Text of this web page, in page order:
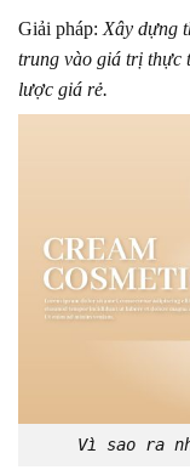
Giải pháp: Xây dựng
trung vào giá trị thực
lược giá rẻ.
Vì sao ra